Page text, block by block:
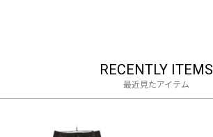
RECENTLY ITEMS
最近見たアイテム